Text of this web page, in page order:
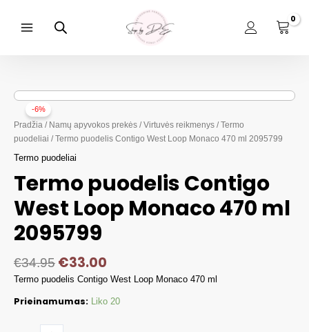
turinio
-6%
Pradžia / Namų apyvokos prekės /Virtuvės reikmenys /Termo
puodeliai / Termo puodelis Contigo West Loop Monaco 470 ml 2095799
Termo puodeliai
Termo puodelis Contigo
West Loop Monaco 470 ml
2095799
€34.95 €33.00
Termo puodelis Contigo West Loop Monaco 470 ml
Prieinamumas: Liko 20